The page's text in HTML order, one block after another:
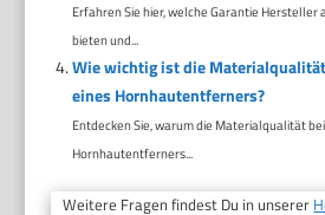
Erfahren Sie hier, welche Garantie
bieten und...
Wie wichtig ist die
eines Hornhautentferners?
Entdecken Sie, warum die Materialqualität
Hornhautentferners...
Weitere Fragen findest Du in unserer